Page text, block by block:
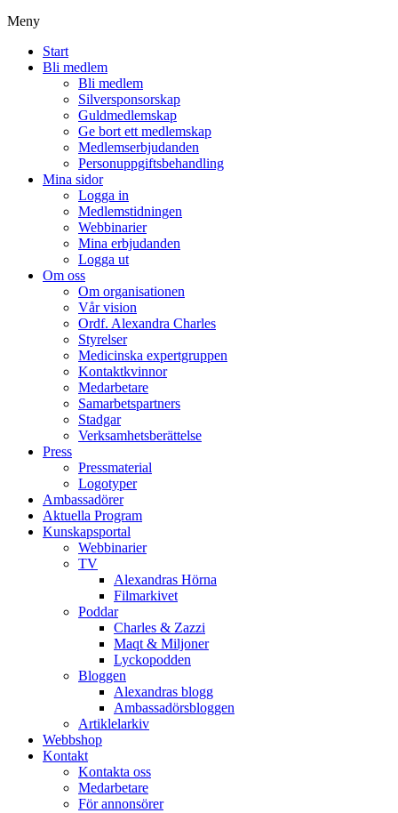
Meny
Start
Bli medlem
Bli medlem
Silversponsorskap
Guldmedlemskap
Ge bort ett medlemskap
Medlemserbjudanden
Personuppgiftsbehandling
Mina sidor
Logga in
Medlemstidningen
Webbinarier
Mina erbjudanden
Logga ut
Om oss
Om organisationen
Vår vision
Ordf. Alexandra Charles
Styrelser
Medicinska expertgruppen
Kontaktkvinnor
Medarbetare
Samarbetspartners
Stadgar
Verksamhetsberättelse
Press
Pressmaterial
Logotyper
Ambassadörer
Aktuella Program
Kunskapsportal
Webbinarier
TV
Alexandras Hörna
Filmarkivet
Poddar
Charles & Zazzi
Maqt & Miljoner
Lyckopodden
Bloggen
Alexandras blogg
Ambassadörsbloggen
Artiklelarkiv
Webbshop
Kontakt
Kontakta oss
Medarbetare
För annonsörer